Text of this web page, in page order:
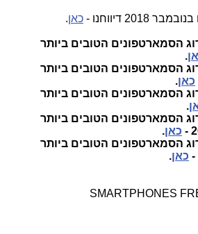
דיווחנו - כאן.
הסמארטפונים הטובים ביותר
.
הסמארטפונים הטובים ביותר
כאן.
הסמארטפונים הטובים ביותר
.
הסמארטפונים הטובים ביותר
כאן.
הסמארטפונים הטובים ביותר
כאן.